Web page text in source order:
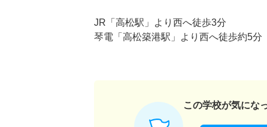
JR「高松駅」より西へ徒歩3分
琴電「高松築港駅」より西へ徒歩約5分
この学校が気にな